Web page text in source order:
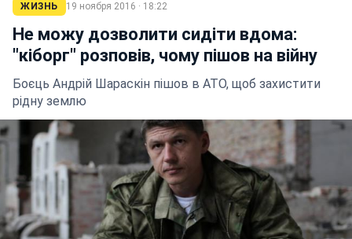
ЖИЗНЬ 19 ноября 2016 · 18:22
Не можу дозволити сидіти вдома:
"кіборг" розповів, чому пішов на війну
Боєць Андрій Шараскін пішов в АТО, щоб захистити
рідну землю